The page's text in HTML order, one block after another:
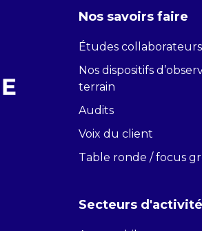
Nos savoirs faire
Études collaborateurs
Nos dispositifs
terrain
Audits
Voix du client
Table ronde / focus
Secteurs